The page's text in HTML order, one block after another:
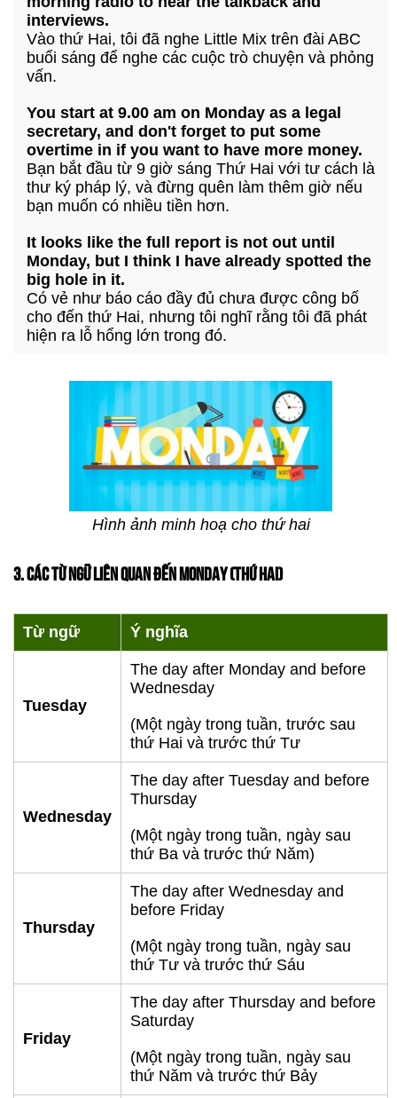
interviews.
Vào thứ Hai, tôi đã nghe Little Mix trên đài ABC
buổi sáng để nghe các cuộc trò chuyện và phỏng
vấn.
You start at 9.00 am on Monday as a legal
secretary, and don't forget to put some
overtime in if you want to have more money.
Bạn bắt đầu từ 9 giờ sáng Thứ Hai với tư cách là
thư ký pháp lý, và đừng quên làm thêm giờ nếu
bạn muốn có nhiều tiền hơn.
It looks like the full report is not out until
Monday, but I think I have already spotted the
big hole in it.
Có vẻ như báo cáo đầy đủ chưa được công bố
cho đến thứ Hai, nhưng tôi nghĩ rằng tôi đã phát
hiện ra lỗ hổng lớn trong đó.
Hình ảnh minh hoạ cho thứ hai
3. CÁC TỪ NGỮ LIÊN QUAN ĐẾN MONDAY (THỨ HAI)
Từ ngữ Ý nghĩa
Tuesday
The day after Monday and before
Wednesday
(Một ngày trong tuần, trước sau
thứ Hai và trước thứ Tư
Wednesday
The day after Tuesday and before
Thursday
(Một ngày trong tuần, ngày sau
thứ Ba và trước thứ Năm)
Thursday
The day after Wednesday and
before Friday
(Một ngày trong tuần, ngày sau
thứ Tư và trước thứ Sáu
Friday
The day after Thursday and before
Saturday
(Một ngày trong tuần, ngày sau
thứ Năm và trước thứ Bảy